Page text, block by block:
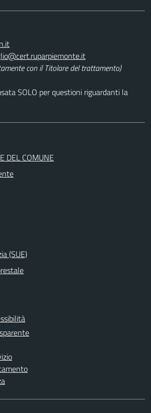
con il Titolare del trattamento)
SOLO per questioni riguardanti la
DEL COMUNE
(SUE)